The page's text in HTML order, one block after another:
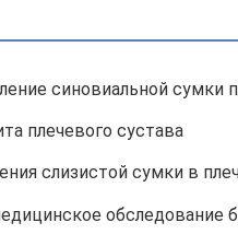
синовиальной сумки
плечевого сустава
слизистой сумки в
обследование